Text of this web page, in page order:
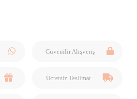
Güvenilir Alışveriş
Ücretsiz Teslimat